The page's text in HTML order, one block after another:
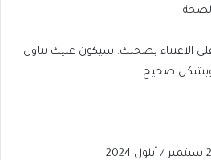
الاعتناء بصحتك. سيكون عليك تناول
وبشكل صحيح.